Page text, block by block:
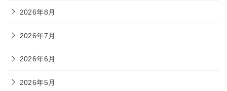
2026年8月
2026年7月
2026年6月
2026年5月